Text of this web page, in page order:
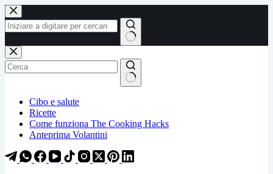
Salta
al
contenuto
Salta
al
contenuto
Nessun
risultato
Cibo e salute
Ricette
Come funziona The Cooking Hacks
Anteprima Volantini